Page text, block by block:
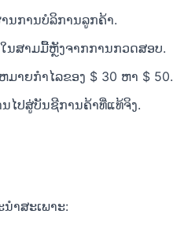
ນການບໍລິການລູກຄ້າ.
ນສາມມື້ຫຼັງຈາກການກວດສອບ.
າຍກໍາໄລຂອງ $ 30 ຫາ $ 50.
ໄປສູ່ບັນຊີການຄ້າທີ່ແທ້ຈິງ.
າສະເພາະ: